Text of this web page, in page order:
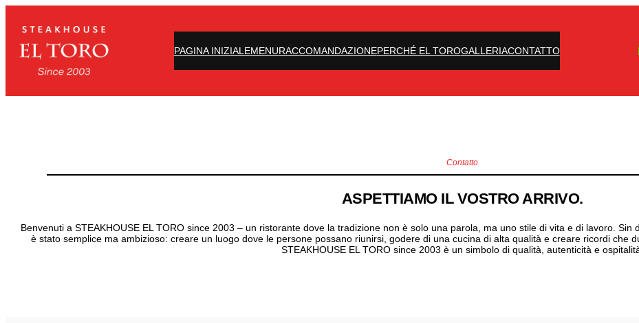
contenuto
PAGINA INIZIALEMENURACCOMANDAZIONEPERCHÉ EL TOROGALLERIACONTATTO
Contatto
ASPETTIAMO IL VOSTRO ARRIVO.
Benvenuti a STEAKHOUSE EL TORO since 2003 – un ristorante dove la tradizione non è solo una parola, ma uno stile di vita e di lavoro.
è stato semplice ma ambizioso: creare un luogo dove le persone possano riunirsi, godere di una cucina di alta qualità e creare ricordi che
STEAKHOUSE EL TORO since 2003 è un simbolo di qualità, autenticità e